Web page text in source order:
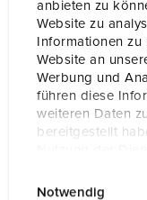
anbieten zu
Website zu
Informationen
Website an
Werbung und
führen diese
weiteren Daten
bereitgestellt
Notwendig